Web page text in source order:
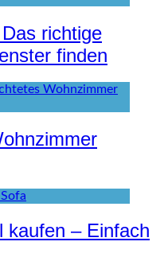
richtige
finden
kaufen – Einfach